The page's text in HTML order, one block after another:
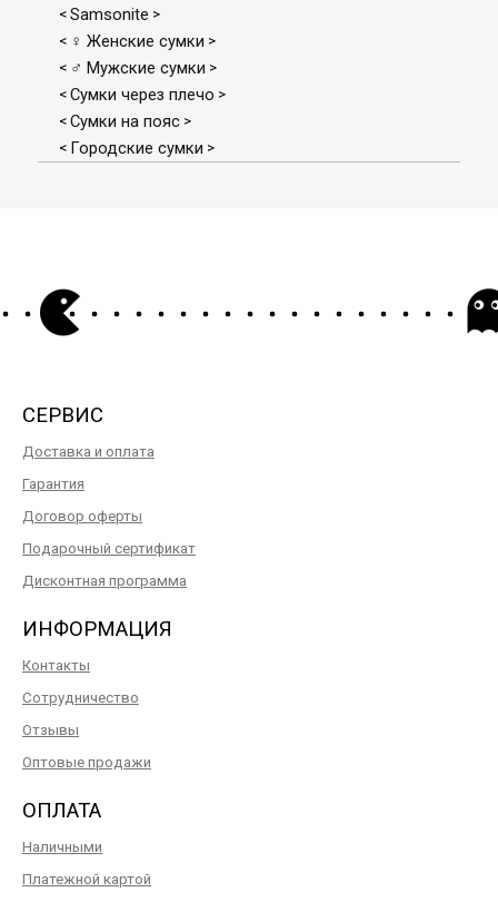
< Samsonite >
< ♀ Женские сумки >
< ♂ Мужские сумки >
< Сумки через плечо >
< Сумки на пояс>
< Городские сумки >
СЕРВИС
Доставка и оплата
Гарантия
Договор оферты
Подарочный сертификат
Дисконтная программа
ИНФОРМАЦИЯ
Контакты
Сотрудничество
Отзывы
Оптовые продажи
ОПЛАТА
Наличными
Платежной картой